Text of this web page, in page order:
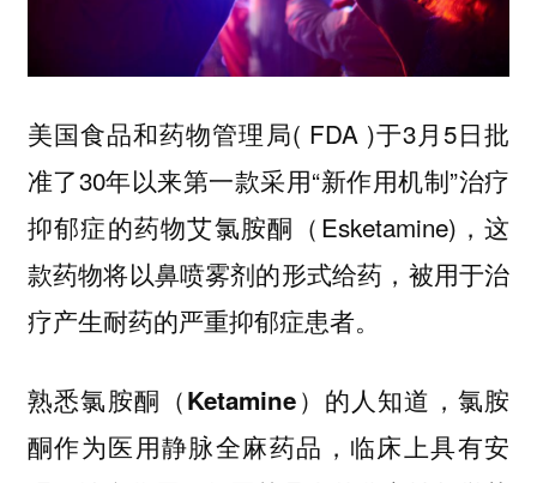
美国食品和药物管理局( FDA )于3月5日批
准了30年以来第一款采用“新作用机制”治疗
抑郁症的药物艾氯胺酮（Esketamine)，这
款药物将以鼻喷雾剂的形式给药，被用于治
疗产生耐药的严重抑郁症患者。
熟悉氯胺酮（Ketamine）的人知道，氯胺
酮作为医用静脉全麻药品，临床上具有安